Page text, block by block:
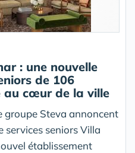
: une nouvelle
de 106
au cœur de la ville
groupe Steva annoncent
services seniors Villa
établissement